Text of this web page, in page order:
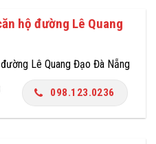
hộ đường Lê Quang
Lê Quang Đạo Đà Nẵng
098.123.0236